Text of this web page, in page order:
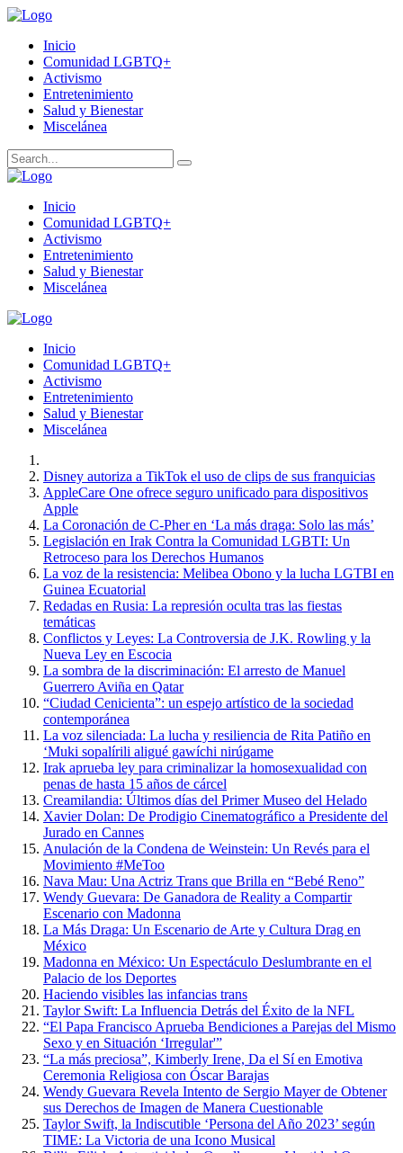
Inicio
Comunidad LGBTQ+
Activismo
Entretenimiento
Salud y Bienestar
Miscelánea
Inicio
Comunidad LGBTQ+
Activismo
Entretenimiento
Salud y Bienestar
Miscelánea
Inicio
Comunidad LGBTQ+
Activismo
Entretenimiento
Salud y Bienestar
Miscelánea
Disney autoriza a TikTok el uso de clips de sus franquicias
AppleCare One ofrece seguro unificado para dispositivos
Apple
La Coronación de C-Pher en ‘La más draga: Solo las más’
Legislación en Irak Contra la Comunidad LGBTI: Un
Retroceso para los Derechos Humanos
La voz de la resistencia: Melibea Obono y la lucha LGTBI en
Guinea Ecuatorial
Redadas en Rusia: La represión oculta tras las fiestas
temáticas
Conflictos y Leyes: La Controversia de J.K. Rowling y la
Nueva Ley en Escocia
La sombra de la discriminación: El arresto de Manuel
Guerrero Aviña en Qatar
“Ciudad Cenicienta”: un espejo artístico de la sociedad
contemporánea
La voz silenciada: La lucha y resiliencia de Rita Patiño en
‘Muki sopalírili aligué gawíchi nirúgame
Irak aprueba ley para criminalizar la homosexualidad con
penas de hasta 15 años de cárcel
Creamilandia: Últimos días del Primer Museo del Helado
Xavier Dolan: De Prodigio Cinematográfico a Presidente del
Jurado en Cannes
Anulación de la Condena de Weinstein: Un Revés para el
Movimiento #MeToo
Nava Mau: Una Actriz Trans que Brilla en “Bebé Reno”
Wendy Guevara: De Ganadora de Reality a Compartir
Escenario con Madonna
La Más Draga: Un Escenario de Arte y Cultura Drag en
México
Madonna en México: Un Espectáculo Deslumbrante en el
Palacio de los Deportes
Haciendo visibles las infancias trans
Taylor Swift: La Influencia Detrás del Éxito de la NFL
“El Papa Francisco Aprueba Bendiciones a Parejas del Mismo
Sexo y en Situación ‘Irregular'”
“La más preciosa”, Kimberly Irene, Da el Sí en Emotiva
Ceremonia Religiosa con Óscar Barajas
Wendy Guevara Revela Intento de Sergio Mayer de Obtener
sus Derechos de Imagen de Manera Cuestionable
Taylor Swift, la Indiscutible ‘Persona del Año 2023’ según
TIME: La Victoria de una Icono Musical